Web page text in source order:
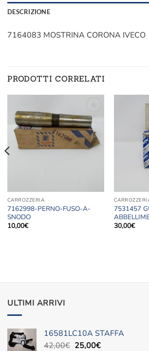
DESCRIZIONE
7164083 MOSTRINA CORONA IVECO
PRODOTTI CORRELATI
Aggiungi
alla lista
dei
desideri
CARROZZERIA
7162998-PERNO-FUSO-A-
SNODO
10,00€
7531457
30,00€
ULTIMI ARRIVI
16581LC10A STAFFA
42,00€ Il
25,00€Il